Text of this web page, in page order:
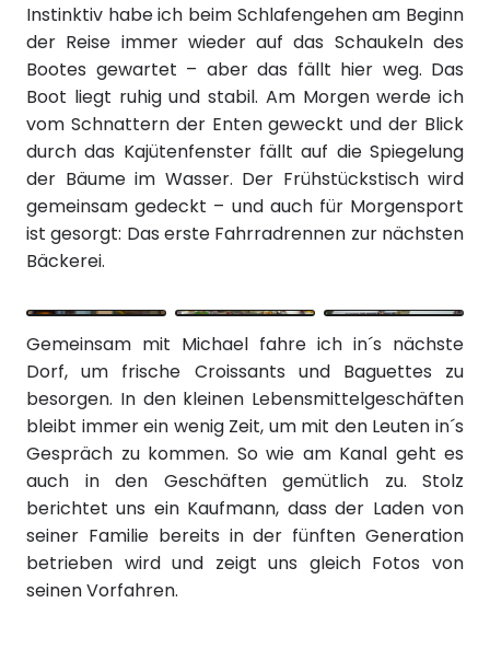
Instinktiv habe ich beim Schlafengehen am Beginn
der Reise immer wieder auf das Schaukeln des
Bootes gewartet – aber das fällt hier weg. Das
Boot liegt ruhig und stabil. Am Morgen werde ich
vom Schnattern der Enten geweckt und der Blick
durch das Kajütenfenster fällt auf die Spiegelung
der Bäume im Wasser. Der Frühstückstisch wird
gemeinsam gedeckt – und auch für Morgensport
ist gesorgt: Das erste Fahrradrennen zur nächsten
Bäckerei.
Gemeinsam mit Michael fahre ich in´s nächste
Dorf, um frische Croissants und Baguettes zu
besorgen. In den kleinen Lebensmittelgeschäften
bleibt immer ein wenig Zeit, um mit den Leuten in´s
Gespräch zu kommen. So wie am Kanal geht es
auch in den Geschäften gemütlich zu. Stolz
berichtet uns ein Kaufmann, dass der Laden von
seiner Familie bereits in der fünften Generation
betrieben wird und zeigt uns gleich Fotos von
seinen Vorfahren.